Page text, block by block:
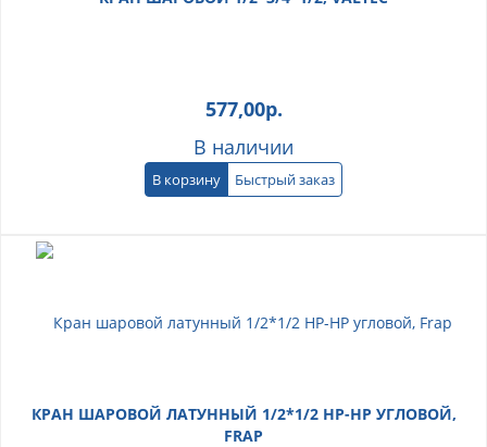
577,00р.
В наличии
В корзину Быстрый заказ
КРАН ШАРОВОЙ ЛАТУННЫЙ 1/2*1/2 НР-НР УГЛОВОЙ,
FRAP